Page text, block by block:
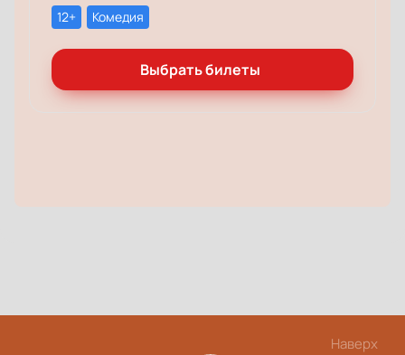
12+ Комедия
Выбрать билеты
Наверх